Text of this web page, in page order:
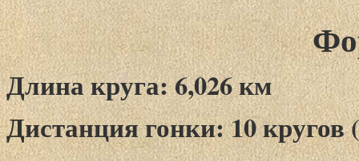
Длина круга: 6,026 км
Дистанция гонки: 10 кругов